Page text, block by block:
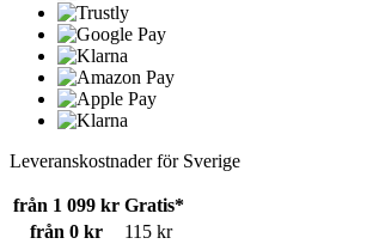
Leveranskostnader för Sverige
från 1 099 kr Gratis*
från 0 kr
115 kr